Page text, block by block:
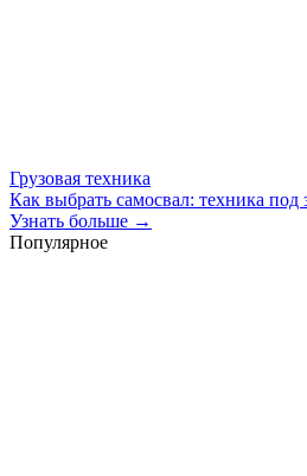
Грузовая техника
Как выбрать самосвал: техника под
Узнать больше →
Популярное